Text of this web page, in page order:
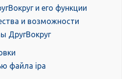
и его функции
и возможности
ДругВокруг
файла ipa